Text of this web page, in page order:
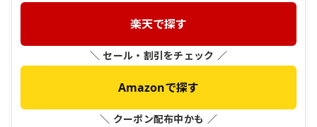
楽天で探す
＼ セール・割引をチェック ／
Amazonで探す
＼ クーポン配布中かも ／